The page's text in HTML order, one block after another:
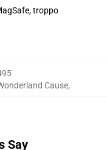
troppo
Cause,
Say